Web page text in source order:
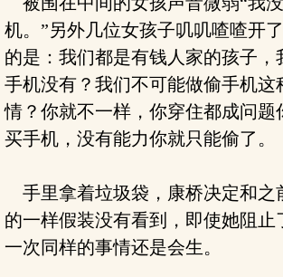
机。”另外几位女孩子叽叽喳喳开
的是：我们都是有钱人家的孩子，
手机没有？我们不可能做偷手机这
情？你就不一样，你穿住都成问题
买手机，没有能力你就只能偷了。
手里拿着垃圾袋，康桥决定和之
的一样假装没有看到，即使她阻止
一次同样的事情还是会生。